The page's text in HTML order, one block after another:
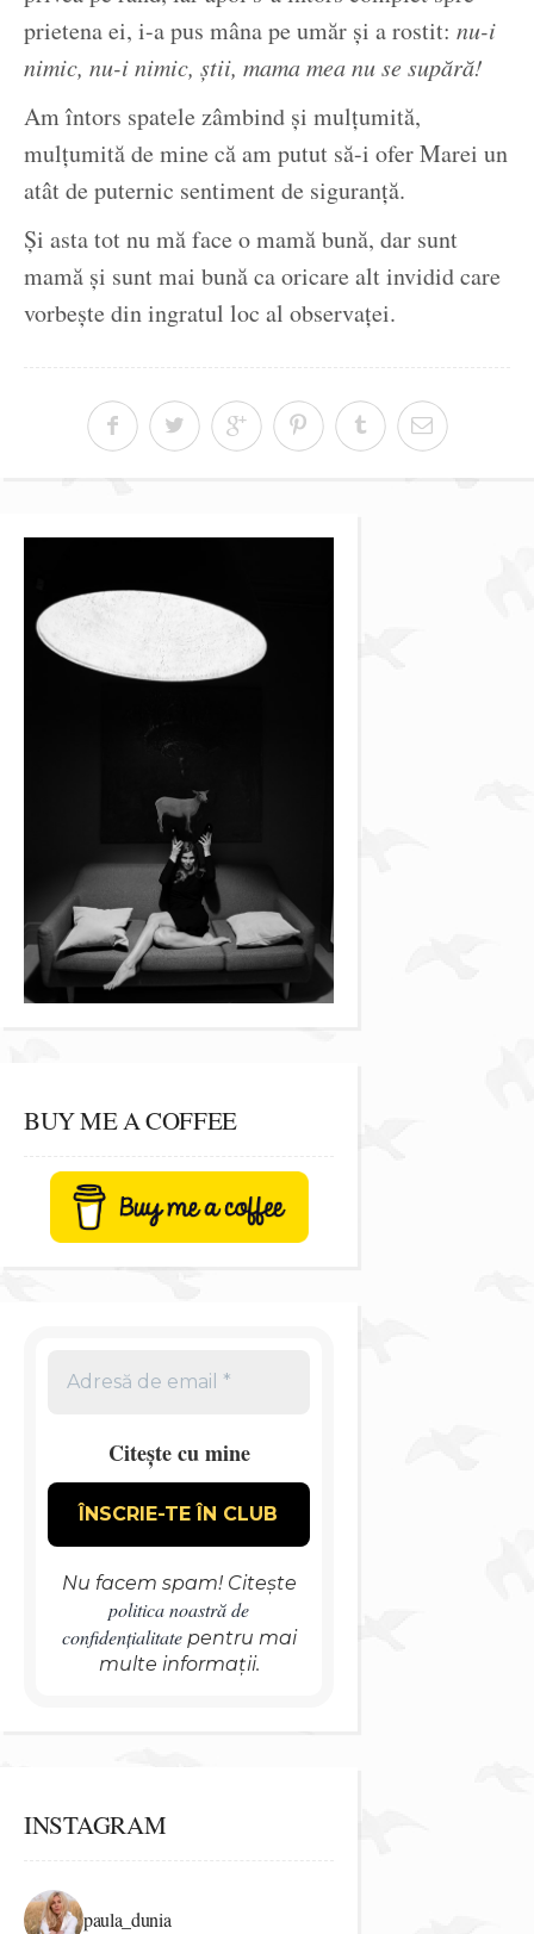
prietena ei, i-a pus mâna pe umăr și a rostit: nu-i
nimic, nu-i nimic, știi, mama mea nu se supără!
Am întors spatele zâmbind și mulțumită,
mulțumită de mine că am putut să-i ofer Marei un
atât de puternic sentiment de siguranță.
Și asta tot nu mă face o mamă bună, dar sunt
mamă și sunt mai bună ca oricare alt invidid care
vorbește din ingratul loc al observaței.
BUY ME A COFFEE
Citește cu mine
Nu facem spam! Citește
politica noastră de
confidențialitatepentru mai
multe informații.
INSTAGRAM
paula_dunia